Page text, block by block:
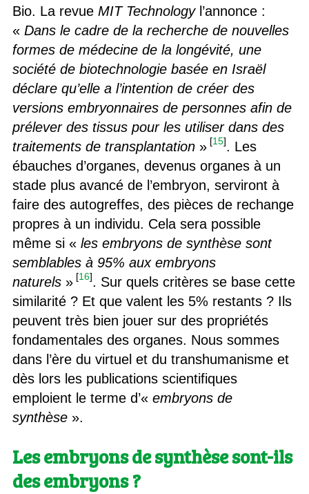
Bio. La revue MIT Technologyl’annonce :
« Dans le cadre de la recherche de nouvelles
formes de médecine de la longévité, une
société de biotechnologie basée en Israël
déclare qu’elle a l’intention de créer des
versions embryonnaires de personnes afin de
prélever des tissus pour les utiliser dans des
traitements de transplantation» [15]. Les
ébauches d’organes, devenus organes à un
stade plus avancé de l’embryon, serviront à
faire des autogreffes, des pièces de rechange
propres à un individu. Cela sera possible
même si « les embryons de synthèse sont
semblables à 95% aux embryons
naturels» [16]. Sur quels critères se base cette
similarité ? Et que valent les 5% restants ? Ils
peuvent très bien jouer sur des propriétés
fondamentales des organes. Nous sommes
dans l’ère du virtuel et du transhumanisme et
dès lors les publications scientifiques
emploient le terme d’« embryons de
synthèse».
Les embryons de synthèse sont-ils
des embryons ?